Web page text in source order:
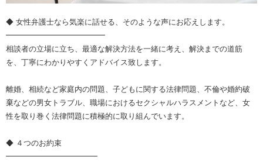
◆ 女性弁護士なら気楽に話せる、そのような声にお応えします。
━━━━━━━━━━━━━
相談者の立場に立ち、最適な解決方法を一緒に考え、解決までの道筋
を、丁寧にわかりやすくアドバイス致します。
離婚、相続など家庭内の問題、子どもに関する法律問題、不倫や婚約破
棄などの男女トラブル、職場におけるセクシャルハラスメントなど、女
性を取り巻く法律問題に積極的に取り組んでいます。
◆ ４つのお約束
━━━━━━━━━━━━